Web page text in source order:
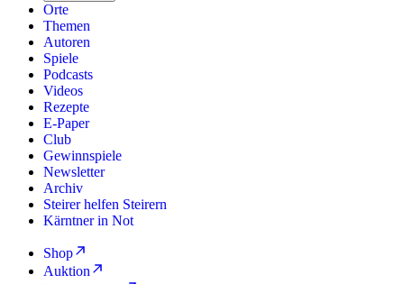
Orte
Themen
Autoren
Spiele
Podcasts
Videos
Rezepte
E-Paper
Club
Gewinnspiele
Newsletter
Archiv
Steirer helfen Steirern
Kärntner in Not
Shop
Auktion